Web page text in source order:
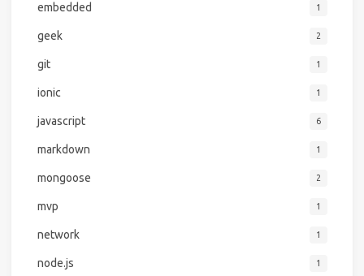
embedded 1
geek 2
git 1
ionic 1
javascript 6
markdown 1
mongoose 2
mvp 1
network 1
node.js 1